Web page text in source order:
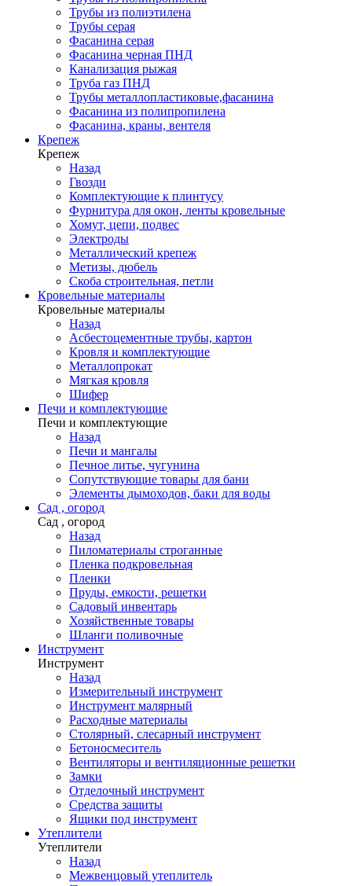
Трубы из полиэтилена
Трубы серая
Фасанина серая
Фасанина черная ПНД
Канализация рыжая
Труба газ ПНД
Трубы металлопластиковые,фасанина
Фасанина из полипропилена
Фасанина, краны, вентеля
Крепеж
Крепеж
Назад
Гвозди
Комплектующие к плинтусу
Фурнитура для окон, ленты кровельные
Хомут, цепи, подвес
Электроды
Металлический крепеж
Метизы, дюбель
Скоба строительная, петли
Кровельные материалы
Кровельные материалы
Назад
Асбестоцементные трубы, картон
Кровля и комплектующие
Металлопрокат
Мягкая кровля
Шифер
Печи и комплектующие
Печи и комплектующие
Назад
Печи и мангалы
Печное литье, чугунина
Сопутствующие товары для бани
Элементы дымоходов, баки для воды
Сад , огород
Сад , огород
Назад
Пиломатериалы строганные
Пленка подкровельная
Пленки
Пруды, емкости, решетки
Садовый инвентарь
Хозяйственные товары
Шланги поливочные
Инструмент
Инструмент
Назад
Измерительный инструмент
Инструмент малярный
Расходные материалы
Столярный, слесарный инструмент
Бетоносмеситель
Вентиляторы и вентиляционные решетки
Замки
Отделочный инструмент
Средства защиты
Ящики под инструмент
Утеплители
Утеплители
Назад
Межвенцовый утеплитель